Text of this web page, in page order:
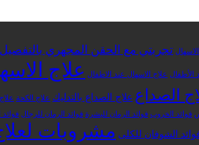
تجربتي مع الحقن المجهري بالتفصيل
الأطفال علاج الاسهال عند الاطفال علاج
الصداع علاج الصداع بالتدليك علاج الكحة
فوائد الخروب فوائد الرمان للبشرة فوائد الرمان للرجال
الشوفان للكلى مشروبات